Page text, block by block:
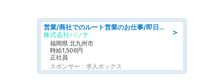
＞
営業/商社でのルート営業のお仕事/即日勤務可/車通勤可/営業
株式会社パソナ
福岡県 北九州市
時給1,506円
正社員
スポンサー：求人ボックス